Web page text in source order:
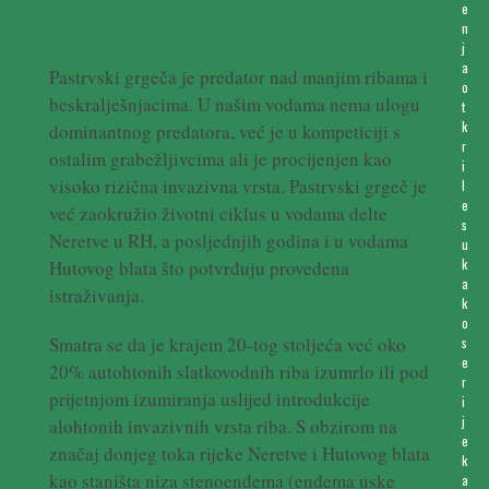
Pastrvski grgeča je predator nad manjim ribama i
beskralješnjacima. U našim vodama nema ulogu
dominantnog predatora, već je u kompeticiji s
ostalim grabežljivcima ali je procijenjen kao
visoko rizična invazivna vrsta. Pastrvski grgeč je
već zaokružio životni ciklus u vodama delte
Neretve u RH, a posljednjih godina i u vodama
Hutovog blata što potvrđuju provedena
istraživanja.
Smatra se da je krajem 20-tog stoljeća već oko
20% autohtonih slatkovodnih riba izumrlo ili pod
prijetnjom izumiranja uslijed introdukcije
alohtonih invazivnih vrsta riba. S obzirom na
značaj donjeg toka rijeke Neretve i Hutovog blata
kao staništa niza stenoendema (endema uske
e
n
j
a
o
t
k
r
i
l
e
s
u
k
a
k
o
s
e
r
i
j
e
k
a